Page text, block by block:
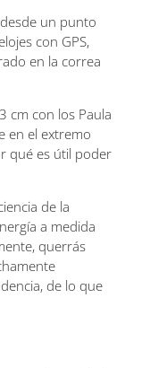
un punto
con GPS,
en la correa
cm con los Paula
en el extremo
qué es útil poder
de la
a medida
querrás
de lo que